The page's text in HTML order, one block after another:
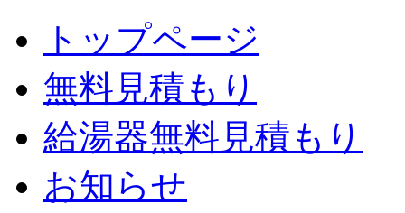
トップページ
無料見積もり
給湯器無料見積もり
お知らせ